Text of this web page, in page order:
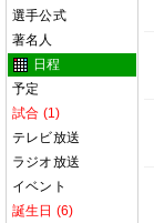
選手公式
著名人
日程
予定
試合 (1)
テレビ放送
ラジオ放送
イベント
誕生日 (6)